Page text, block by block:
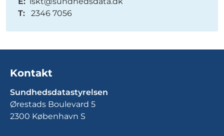
T:
2346 7056
Kontakt
Sundhedsdatastyrelsen
Ørestads Boulevard 5
2300 København S